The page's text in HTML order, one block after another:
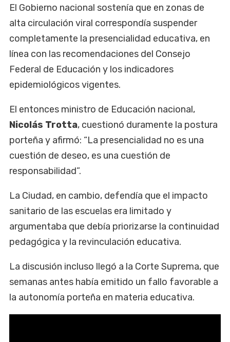
El Gobierno nacional sostenía que en zonas de
alta circulación viral correspondía suspender
completamente la presencialidad educativa, en
línea con las recomendaciones del Consejo
Federal de Educación y los indicadores
epidemiológicos vigentes.
El entonces ministro de Educación nacional,
Nicolás Trotta, cuestionó duramente la postura
porteña y afirmó: “La presencialidad no es una
cuestión de deseo, es una cuestión de
responsabilidad”.
La Ciudad, en cambio, defendía que el impacto
sanitario de las escuelas era limitado y
argumentaba que debía priorizarse la continuidad
pedagógica y la revinculación educativa.
La discusión incluso llegó a la Corte Suprema, que
semanas antes había emitido un fallo favorable a
la autonomía porteña en materia educativa.